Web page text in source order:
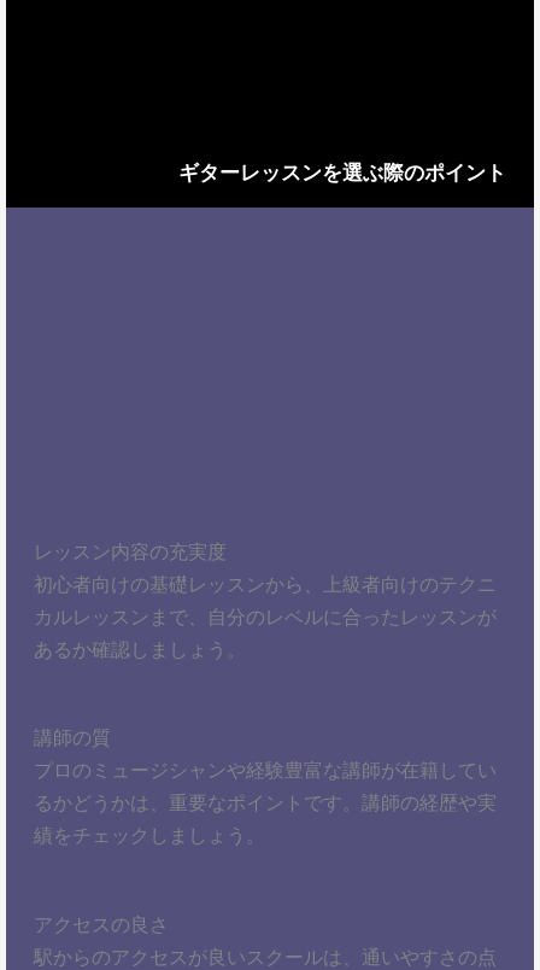
ギターレッスンを選ぶ際のポイント
レッスン内容の充実度
初心者向けの基礎レッスンから、上級者向けのテクニ
カルレッスンまで、自分のレベルに合ったレッスンが
あるか確認しましょう。
講師の質
プロのミュージシャンや経験豊富な講師が在籍してい
るかどうかは、重要なポイントです。講師の経歴や実
績をチェックしましょう。
アクセスの良さ
駅からのアクセスが良いスクールは、通いやすさの点